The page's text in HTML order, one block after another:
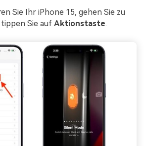
Sie Ihr iPhone 15, gehen Sie zu
Sie auf Aktionstaste.